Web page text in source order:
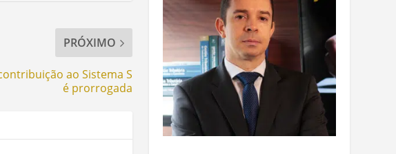
PRÓXIMO
ao Sistema S
é prorrogada